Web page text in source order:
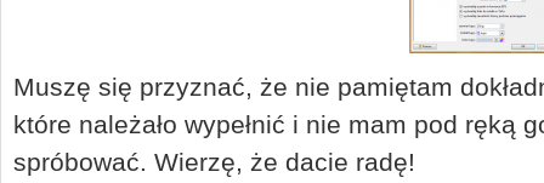
Muszę się przyznać, że nie pamiętam
które należało wypełnić i nie mam pod ręką
spróbować. Wierzę, że dacie radę!